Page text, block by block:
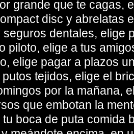
grande que te cagas,
disc y abrelatas
dentales, elige
piloto, elige a tus
elige pagar a plazos
tejidos, elige el
por la mañana,
que embotan la
boca de puta comida